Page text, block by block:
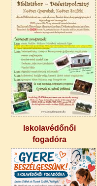
Iskolavédőnői
fogadóra